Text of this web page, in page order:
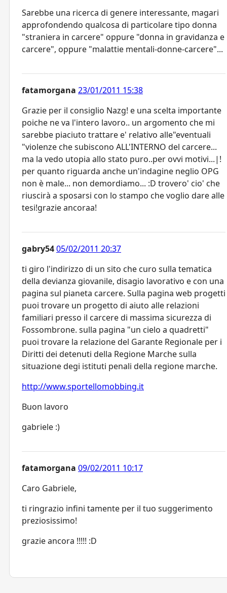
Sarebbe una ricerca di genere interessante, magari
approfondendo qualcosa di particolare tipo donna
"straniera in carcere" oppure "donna in gravidanza e
carcere", oppure "malattie mentali-donne-carcere"...
fatamorgana 23/01/2011 15:38
Grazie per il consiglio Nazg! e una scelta importante
poiche ne va l'intero lavoro.. un argomento che mi
sarebbe piaciuto trattare e' relativo alle"eventuali
"violenze che subiscono ALL'INTERNO del carcere...
ma la vedo utopia allo stato puro..per ovvi motivi...|!
per quanto riguarda anche un'indagine neglio OPG
non è male... non demordiamo... :D trovero' cio' che
riuscirà a sposarsi con lo stampo che voglio dare alle
tesi!grazie ancoraa!
gabry5405/02/2011 20:37
ti giro l'indirizzo di un sito che curo sulla tematica
della devianza giovanile, disagio lavorativo e con una
pagina sul pianeta carcere. Sulla pagina web progetti
puoi trovare un progetto di aiuto alle relazioni
familiari presso il carcere di massima sicurezza di
Fossombrone. sulla pagina "un cielo a quadretti"
puoi trovare la relazione del Garante Regionale per i
Diritti dei detenuti della Regione Marche sulla
situazione degi istituti penali della regione marche.
http://www.sportellomobbing.it
Buon lavoro
gabriele :)
fatamorgana 09/02/2011 10:17
Caro Gabriele,
ti ringrazio infini tamente per il tuo suggerimento
preziosissimo!
grazie ancora !!!!! :D